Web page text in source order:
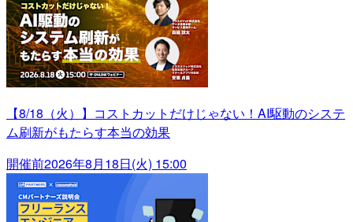
【8/18（火）】コストカットだけじゃない！AI駆動のシステ
ム刷新がもたらす本当の効果
開催前2026年8月18日(火) 15:00